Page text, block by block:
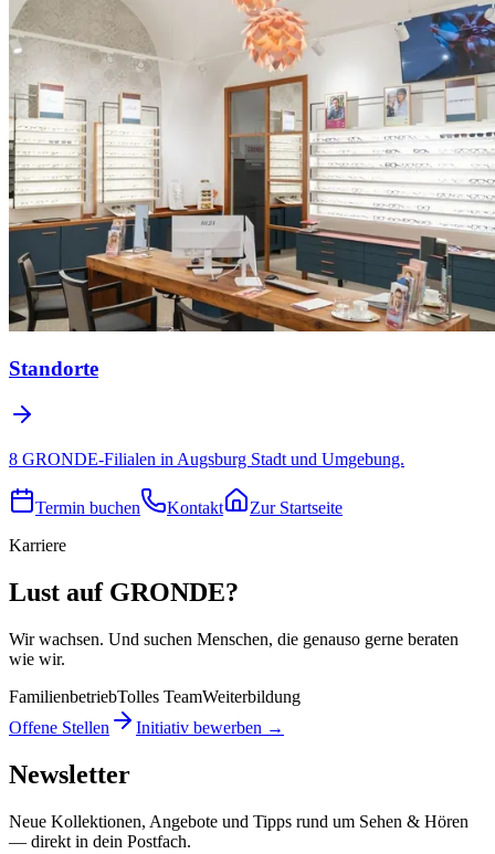
Standorte
8 GRONDE-Filialen in Augsburg Stadt und Umgebung.
Termin buchen Kontakt
Zur Startseite
Karriere
Lust auf GRONDE?
Wir wachsen. Und suchen Menschen, die genauso gerne beraten
wie wir.
FamilienbetriebTolles TeamWeiterbildung
Offene Stellen
Initiativ bewerben →
Newsletter
Neue Kollektionen, Angebote und Tipps rund um Sehen & Hören
— direkt in dein Postfach.